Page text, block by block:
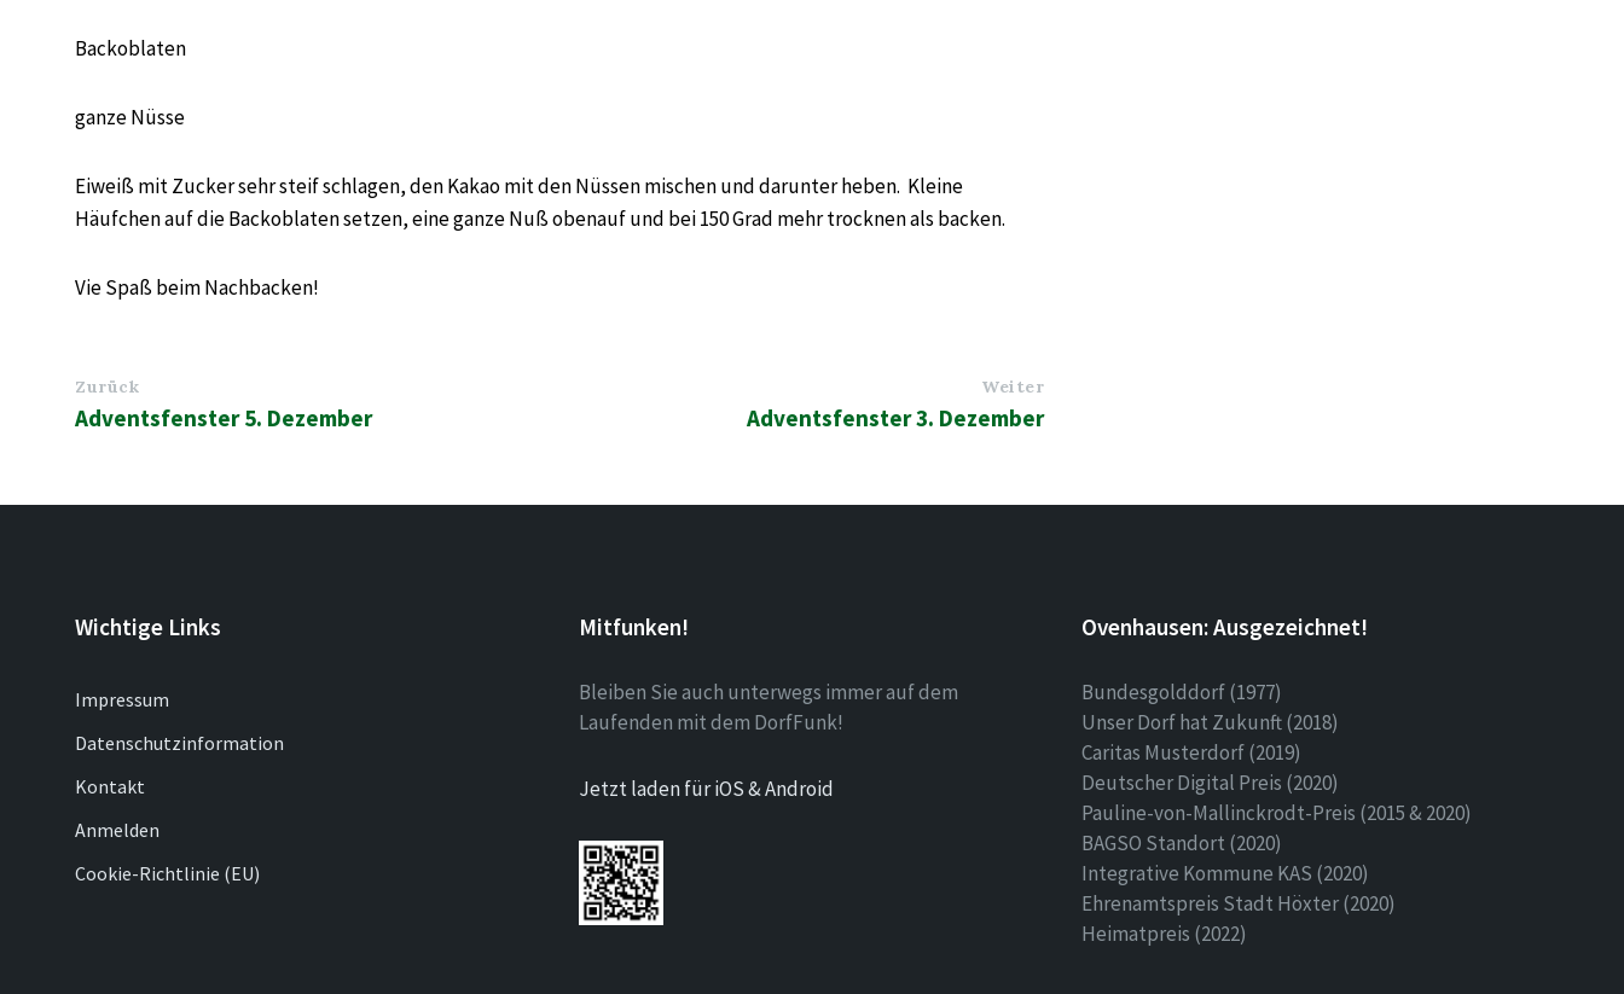
Backoblaten
ganze Nüsse
Eiweiß mit Zucker sehr steif schlagen, den Kakao mit den Nüssen mischen und darunter heben. Kleine
Häufchen auf die Backoblaten setzen, eine ganze Nuß obenauf und bei 150 Grad mehr trocknen als backen.
Vie Spaß beim Nachbacken!
Zurück
Adventsfenster 5. Dezember
Weiter
Adventsfenster 3. Dezember
Wichtige Links
Impressum
Datenschutzinformation
Kontakt
Anmelden
Cookie-Richtlinie (EU)
Mitfunken!
Bleiben Sie auch unterwegs immer auf dem
Laufenden mit dem DorfFunk!
Jetzt laden für iOS & Android
Ovenhausen: Ausgezeichnet!
Bundesgolddorf (1977)
Unser Dorf hat Zukunft (2018)
Caritas Musterdorf (2019)
Deutscher Digital Preis (2020)
Pauline-von-Mallinckrodt-Preis (2015 & 2020)
BAGSO Standort (2020)
Integrative Kommune KAS (2020)
Ehrenamtspreis Stadt Höxter (2020)
Heimatpreis (2022)